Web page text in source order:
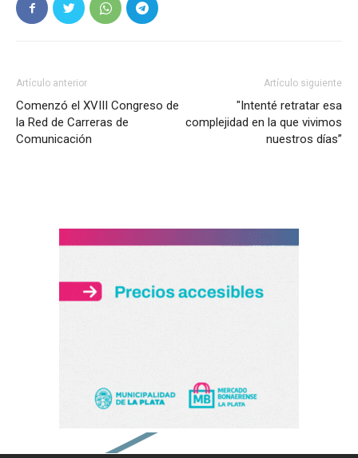
Artículo anterior
Comenzó el XVIII Congreso de
la Red de Carreras de
Comunicación
Artículo siguiente
"Intenté retratar esa
complejidad en la que vivimos
nuestros días”